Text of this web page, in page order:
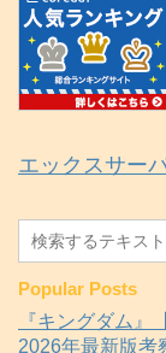
エックスサー
Popular Posts
『キングダム』
2026年最新版